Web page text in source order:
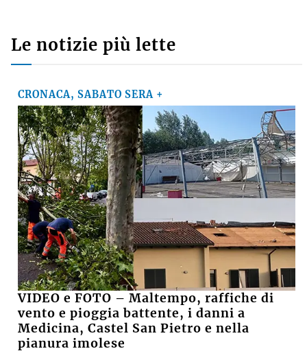
Le notizie più lette
CRONACA, SABATO SERA +
VIDEO e FOTO – Maltempo, raffiche di
vento e pioggia battente, i danni a
Medicina, Castel San Pietro e nella
pianura imolese